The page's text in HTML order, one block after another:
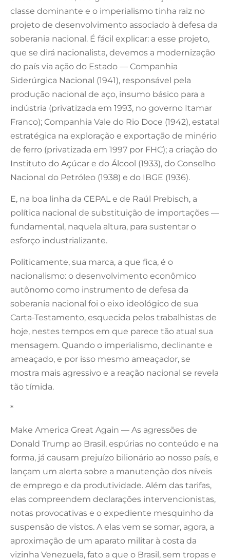
classe dominante e o imperialismo tinha raiz no
projeto de desenvolvimento associado à defesa da
soberania nacional. É fácil explicar: a esse projeto,
que se dirá nacionalista, devemos a modernização
do país via ação do Estado — Companhia
Siderúrgica Nacional (1941), responsável pela
produção nacional de aço, insumo básico para a
indústria (privatizada em 1993, no governo Itamar
Franco); Companhia Vale do Rio Doce (1942), estatal
estratégica na exploração e exportação de minério
de ferro (privatizada em 1997 por FHC); a criação do
Instituto do Açúcar e do Álcool (1933), do Conselho
Nacional do Petróleo (1938) e do IBGE (1936).
E, na boa linha da CEPAL e de Raúl Prebisch, a
política nacional de substituição de importações —
fundamental, naquela altura, para sustentar o
esforço industrializante.
Politicamente, sua marca, a que fica, é o
nacionalismo: o desenvolvimento econômico
autônomo como instrumento de defesa da
soberania nacional foi o eixo ideológico de sua
Carta-Testamento, esquecida pelos trabalhistas de
hoje, nestes tempos em que parece tão atual sua
mensagem. Quando o imperialismo, declinante e
ameaçado, e por isso mesmo ameaçador, se
mostra mais agressivo e a reação nacional se revela
tão tímida.
*
Make America Great Again — As agressões de
Donald Trump ao Brasil, espúrias no conteúdo e na
forma, já causam prejuízo bilionário ao nosso país, e
lançam um alerta sobre a manutenção dos níveis
de emprego e da produtividade. Além das tarifas,
elas compreendem declarações intervencionistas,
notas provocativas e o expediente mesquinho da
suspensão de vistos. A elas vem se somar, agora, a
aproximação de um aparato militar à costa da
vizinha Venezuela, fato a que o Brasil, sem tropas e